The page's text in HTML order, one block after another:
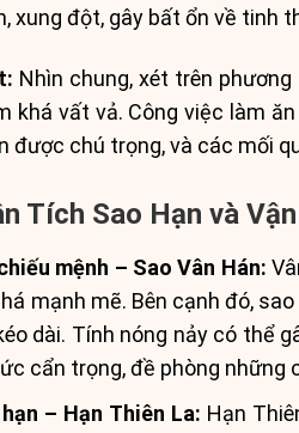
xung đột, gây bất ổn về tinh
Nhìn chung, xét trên
khá vất vả. Công việc làm
được chú trọng, và các mối
Tích Sao Hạn và
mệnh – Sao Vân Hán:
mạnh mẽ. Bên cạnh đó,
dài. Tính nóng nảy có thể
cẩn trọng, đề phòng những
– Hạn Thiên La: Hạn